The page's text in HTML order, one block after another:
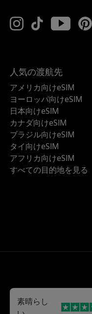
人気の渡航先
アメリカ向けeSIM
ヨーロッパ向けeSIM
日本向けeSIM
カナダ向けeSIM
ブラジル向けeSIM
タイ向けeSIM
アフリカ向けeSIM
すべての目的地を見る
素晴らし